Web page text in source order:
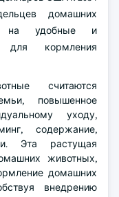
домашних
на удобные и
для кормления
считаются
повышенное
уходу,
содержание,
Эта растущая
животных,
домашних
внедрению